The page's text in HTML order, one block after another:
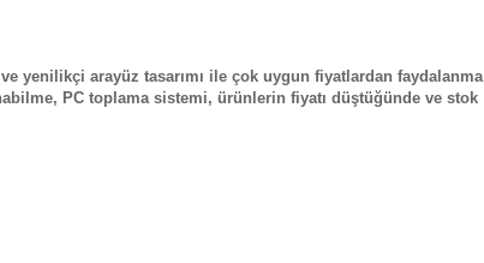
yenilikçi arayüz tasarımı ile çok uygun fiyatlardan faydalanma
PC toplama sistemi, ürünlerin fiyatı düştüğünde ve stok